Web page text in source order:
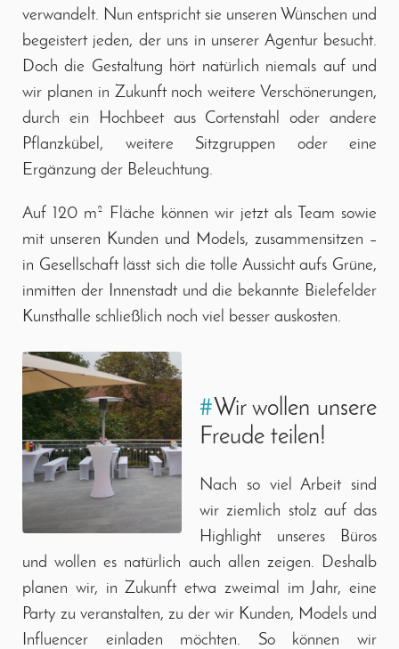
verwandelt. Nun entspricht sie unseren Wünschen und
begeistert jeden, der uns in unserer Agentur besucht.
Doch die Gestaltung hört natürlich niemals auf und
wir planen in Zukunft noch weitere Verschönerungen,
durch ein Hochbeet aus Cortenstahl oder andere
Pflanzkübel, weitere Sitzgruppen oder eine
Ergänzung der Beleuchtung.
Auf 120 m² Fläche können wir jetzt als Team sowie
mit unseren Kunden und Models, zusammensitzen –
in Gesellschaft lässt sich die tolle Aussicht aufs Grüne,
inmitten der Innenstadt und die bekannte Bielefelder
Kunsthalle schließlich noch viel besser auskosten.
#Wir wollen unsere
Freude teilen!
Nach so viel Arbeit sind
wir ziemlich stolz auf das
Highlight unseres Büros
und wollen es natürlich auch allen zeigen. Deshalb
planen wir, in Zukunft etwa zweimal im Jahr, eine
Party zu veranstalten, zu der wir Kunden, Models und
Influencer einladen möchten. So können wir